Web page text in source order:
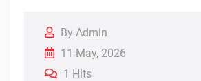
By Admin
11-May, 2026
1 Hits